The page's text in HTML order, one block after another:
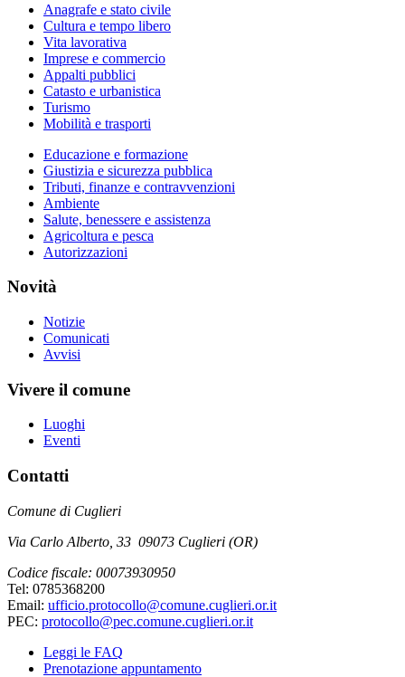
Anagrafe e stato civile
Cultura e tempo libero
Vita lavorativa
Imprese e commercio
Appalti pubblici
Catasto e urbanistica
Turismo
Mobilità e trasporti
Educazione e formazione
Giustizia e sicurezza pubblica
Tributi, finanze e contravvenzioni
Ambiente
Salute, benessere e assistenza
Agricoltura e pesca
Autorizzazioni
Novità
Notizie
Comunicati
Avvisi
Vivere il comune
Luoghi
Eventi
Contatti
Comune di Cuglieri
Via Carlo Alberto, 33 09073 Cuglieri (OR)
Codice fiscale: 00073930950
Tel: 0785368200
Email: ufficio.protocollo@comune.cuglieri.or.it
PEC: protocollo@pec.comune.cuglieri.or.it
Leggi le FAQ
Prenotazione appuntamento